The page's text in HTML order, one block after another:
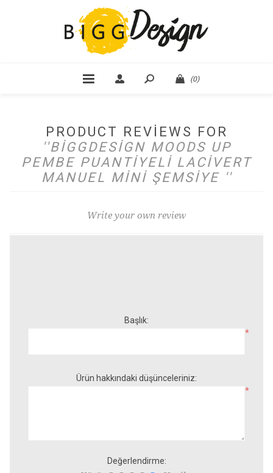
(0)
PRODUCT REVIEWS FOR
BIGGDESIGN MOODS UP
PEMBE PUANTIYELI LACIVERT
MANUEL MINI ŞEMSIYE
Write your own review
Başlık:
*
Ürün hakkındaki düşünceleriniz:
*
Değerlendirme: